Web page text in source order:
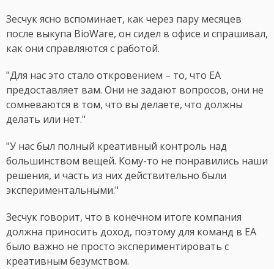
Зесчук ясно вспоминает, как через пару месяцев
после выкупа BioWare, он сидел в офисе и спрашивал,
как они справляются с работой.
"Для нас это стало откровением – то, что EA
предоставляет вам. Они не задают вопросов, они не
сомневаются в том, что вы делаете, что должны
делать или нет."
"У нас был полный креативный контроль над
большинством вещей. Кому-то не понравились наши
решения, и часть из них действительно были
экспериментальными."
Зесчук говорит, что в конечном итоге компания
должна приносить доход, поэтому для команд в EA
было важно не просто экспериментировать с
креативным безумством.